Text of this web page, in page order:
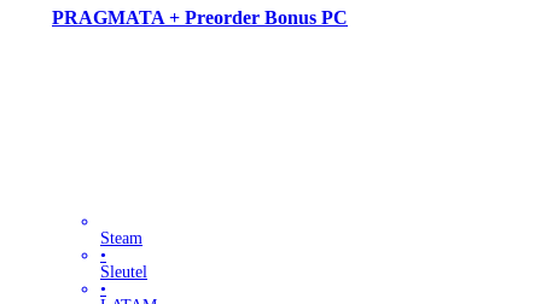
PRAGMATA + Preorder Bonus PC
Steam
•
Sleutel
•